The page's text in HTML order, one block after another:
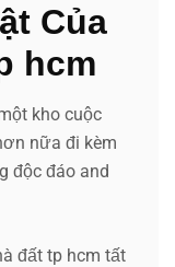
Của
hcm
kho cuộc
nữa đi kèm
độc đáo and
đất tp hcm tất